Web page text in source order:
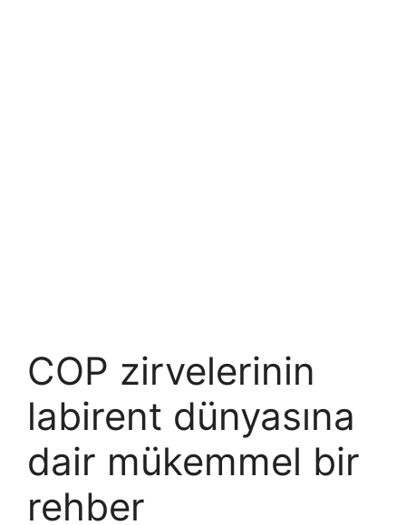
COP zirvelerinin
labirent dünyasına
dair mükemmel bir
rehber